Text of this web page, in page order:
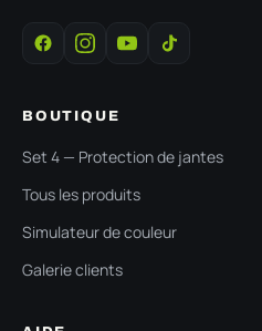
BOUTIQUE
Set 4 — Protection de jantes
Tous les produits
Simulateur de couleur
Galerie clients